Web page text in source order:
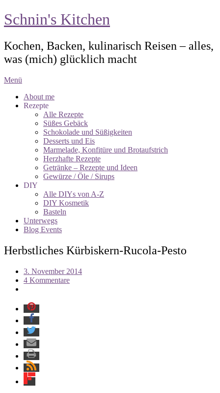
Schnin's Kitchen
Kochen, Backen, kulinarisch Reisen – alles,
was (mich) glücklich macht
Menü
About me
Rezepte
Alle Rezepte
Süßes Gebäck
Schokolade und Süßigkeiten
Desserts und Eis
Marmelade, Konfitüre und Brotaufstrich
Herzhafte Rezepte
Getränke – Rezepte und Ideen
Gewürze / Öle / Sirups
DIY
Alle DIYs von A-Z
DIY Kosmetik
Basteln
Unterwegs
Blog Events
Herbstliches Kürbiskern-Rucola-Pesto
3. November 2014
4 Kommentare